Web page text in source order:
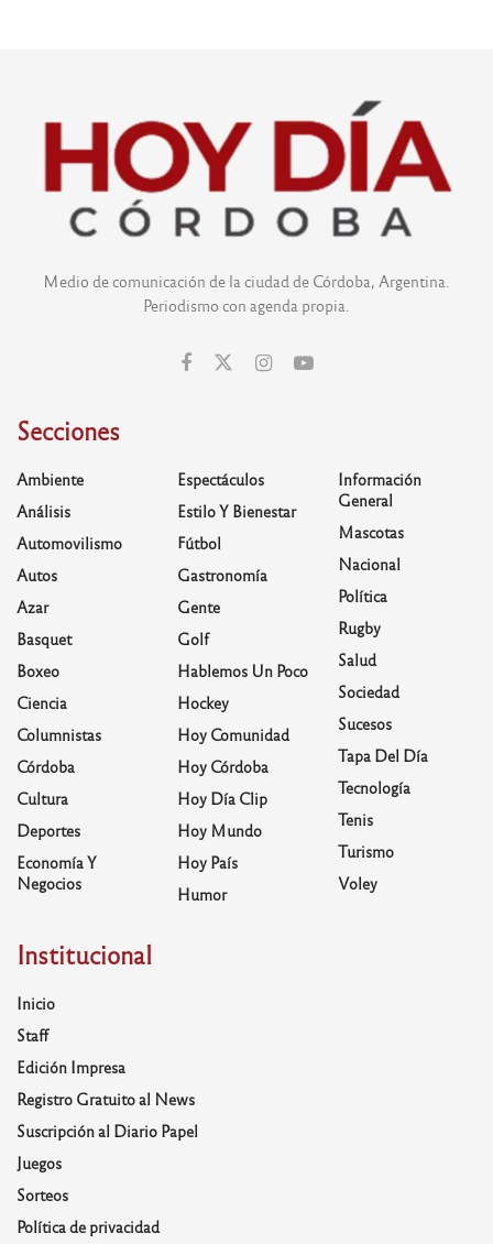
Medio de comunicación de la ciudad de Córdoba, Argentina.
Periodismo con agenda propia.
Secciones
Ambiente
Análisis
Automovilismo
Autos
Azar
Basquet
Boxeo
Ciencia
Columnistas
Córdoba
Cultura
Deportes
Economía Y
Negocios
Espectáculos
Estilo Y Bienestar
Fútbol
Gastronomía
Gente
Golf
Hablemos Un Poco
Hockey
Hoy Comunidad
Hoy Córdoba
Hoy Día Clip
Hoy Mundo
Hoy País
Humor
Información
General
Mascotas
Nacional
Política
Rugby
Salud
Sociedad
Sucesos
Tapa Del Día
Tecnología
Tenis
Turismo
Voley
Institucional
Inicio
Staff
Edición Impresa
Registro Gratuito al News
Suscripción al Diario Papel
Juegos
Sorteos
Política de privacidad